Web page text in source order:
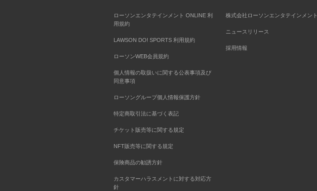
ローソンエンタテインメント ONLINE 利
用規約
LAWSON DO! SPORTS 利用規約
ローソンWEB会員規約
個人情報の取扱いに関する公表事項及び
同意事項
ローソングループ個人情報保護方針
特定商取引法に基づく表記
チケット販売等に関する規定
NFT販売等に関する規定
保険商品の勧誘方針
カスタマーハラスメントに対する対応方
針
株式会社ローソンエンタテインメント
ニュースリリース
採用情報